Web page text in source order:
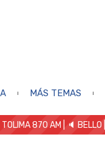
MÁS TEMAS
TOLIMA 870 AM | 🔈 BELLO